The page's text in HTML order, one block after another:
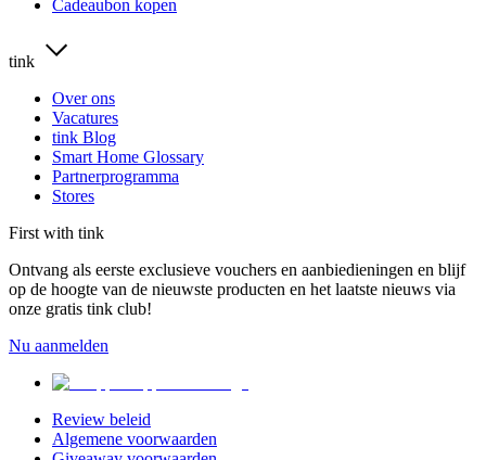
Cadeaubon kopen
tink
Over ons
Vacatures
tink Blog
Smart Home Glossary
Partnerprogramma
Stores
First with tink
Ontvang als eerste exclusieve vouchers en aanbiedieningen en blijf
op de hoogte van de nieuwste producten en het laatste nieuws via
onze gratis tink club!
Nu aanmelden
Review beleid
Algemene voorwaarden